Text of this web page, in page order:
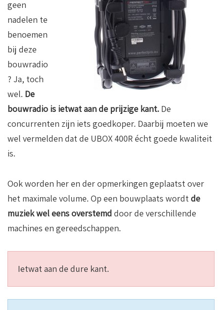
geen
nadelen te
benoemen
bij deze
bouwradio
? Ja, toch
wel. De
bouwradio is ietwat aan de prijzige kant. De
concurrenten zijn iets goedkoper. Daarbij moeten we
wel vermelden dat de UBOX 400R écht goede kwaliteit
is.
Ook worden her en der opmerkingen geplaatst over
het maximale volume. Op een bouwplaats wordtde
muziek wel eens overstemd door de verschillende
machines en gereedschappen.
Ietwat aan de dure kant.